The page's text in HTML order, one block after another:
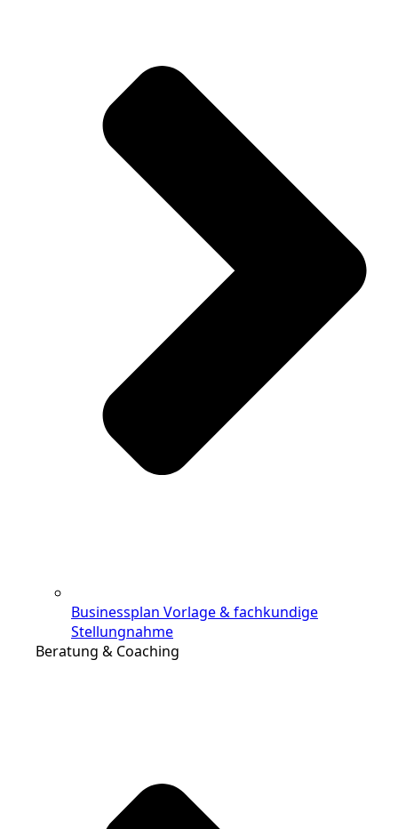
Businessplan Vorlage & fachkundige
Stellungnahme
Beratung & Coaching